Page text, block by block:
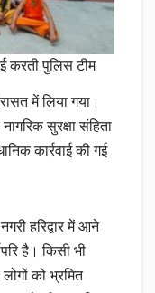
करती पुलिस टीम
में लिया गया।
सुरक्षा संहिता
कार्रवाई की गई
हरिद्वार में आने
है। किसी भी
को भ्रमित